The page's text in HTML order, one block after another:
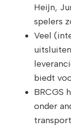
Heijn,
spelers
Veel
biedt
BRCGS
onder